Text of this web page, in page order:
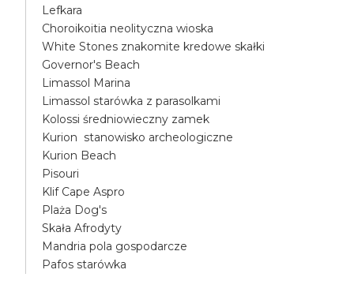
Lefkara
Choroikoitia neolityczna wioska
White Stones znakomite kredowe skałki
Governor's Beach
Limassol Marina
Limassol starówka z parasolkami
Kolossi średniowieczny zamek
Kurion stanowisko archeologiczne
Kurion Beach
Pisouri
Klif Cape Aspro
Plaża Dog's
Skała Afrodyty
Mandria pola gospodarcze
Pafos starówka